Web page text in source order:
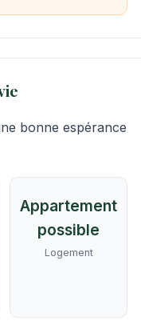
bonne espérance
Appartement
possible
Logement